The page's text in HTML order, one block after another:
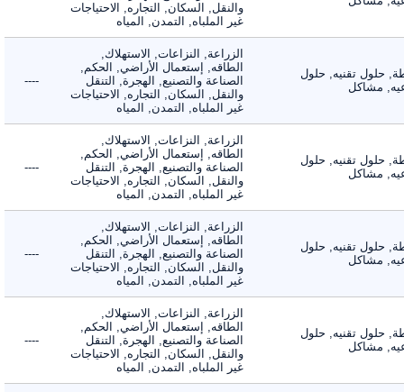
والنقل, السكان, التجاره, الاحتياجات
غير الملباه, التمدن, المياه
حلول تقنيه, حلول
مشاكل
الزراعة, النزاعات, الاستهلاك,
الطاقه, إستعمال الأراضي, الحكم,
الصناعة والتصنيع, الهجرة, التنقل
والنقل, السكان, التجاره, الاحتياجات
غير الملباه, التمدن, المياه
----
حلول تقنيه, حلول
مشاكل
الزراعة, النزاعات, الاستهلاك,
الطاقه, إستعمال الأراضي, الحكم,
الصناعة والتصنيع, الهجرة, التنقل
والنقل, السكان, التجاره, الاحتياجات
غير الملباه, التمدن, المياه
----
حلول تقنيه, حلول
مشاكل
الزراعة, النزاعات, الاستهلاك,
الطاقه, إستعمال الأراضي, الحكم,
الصناعة والتصنيع, الهجرة, التنقل
والنقل, السكان, التجاره, الاحتياجات
غير الملباه, التمدن, المياه
----
حلول تقنيه, حلول
مشاكل
الزراعة, النزاعات, الاستهلاك,
الطاقه, إستعمال الأراضي, الحكم,
الصناعة والتصنيع, الهجرة, التنقل
والنقل, السكان, التجاره, الاحتياجات
غير الملباه, التمدن, المياه
----